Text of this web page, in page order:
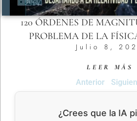
120 ÓRDENES DE
PROBLEMA DE LA
Julio 8,
LEER MÁS
Anterior
¿Crees que la IA